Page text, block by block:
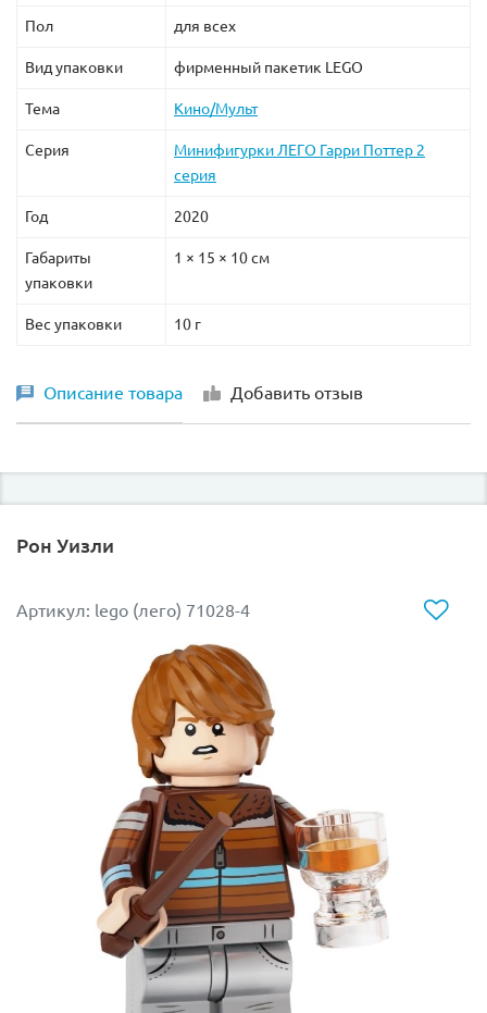
Пол для всех
Вид упаковки фирменный пакетик LEGO
Тема Кино/Мульт
Серия
Минифигурки ЛЕГО Гарри Поттер 2
серия
Год 2020
Габариты
упаковки
1 × 15 × 10 см
Вес упаковки 10 г
Описание товара Добавить отзыв
Рон Уизли
Артикул: lego (лего) 71028-4